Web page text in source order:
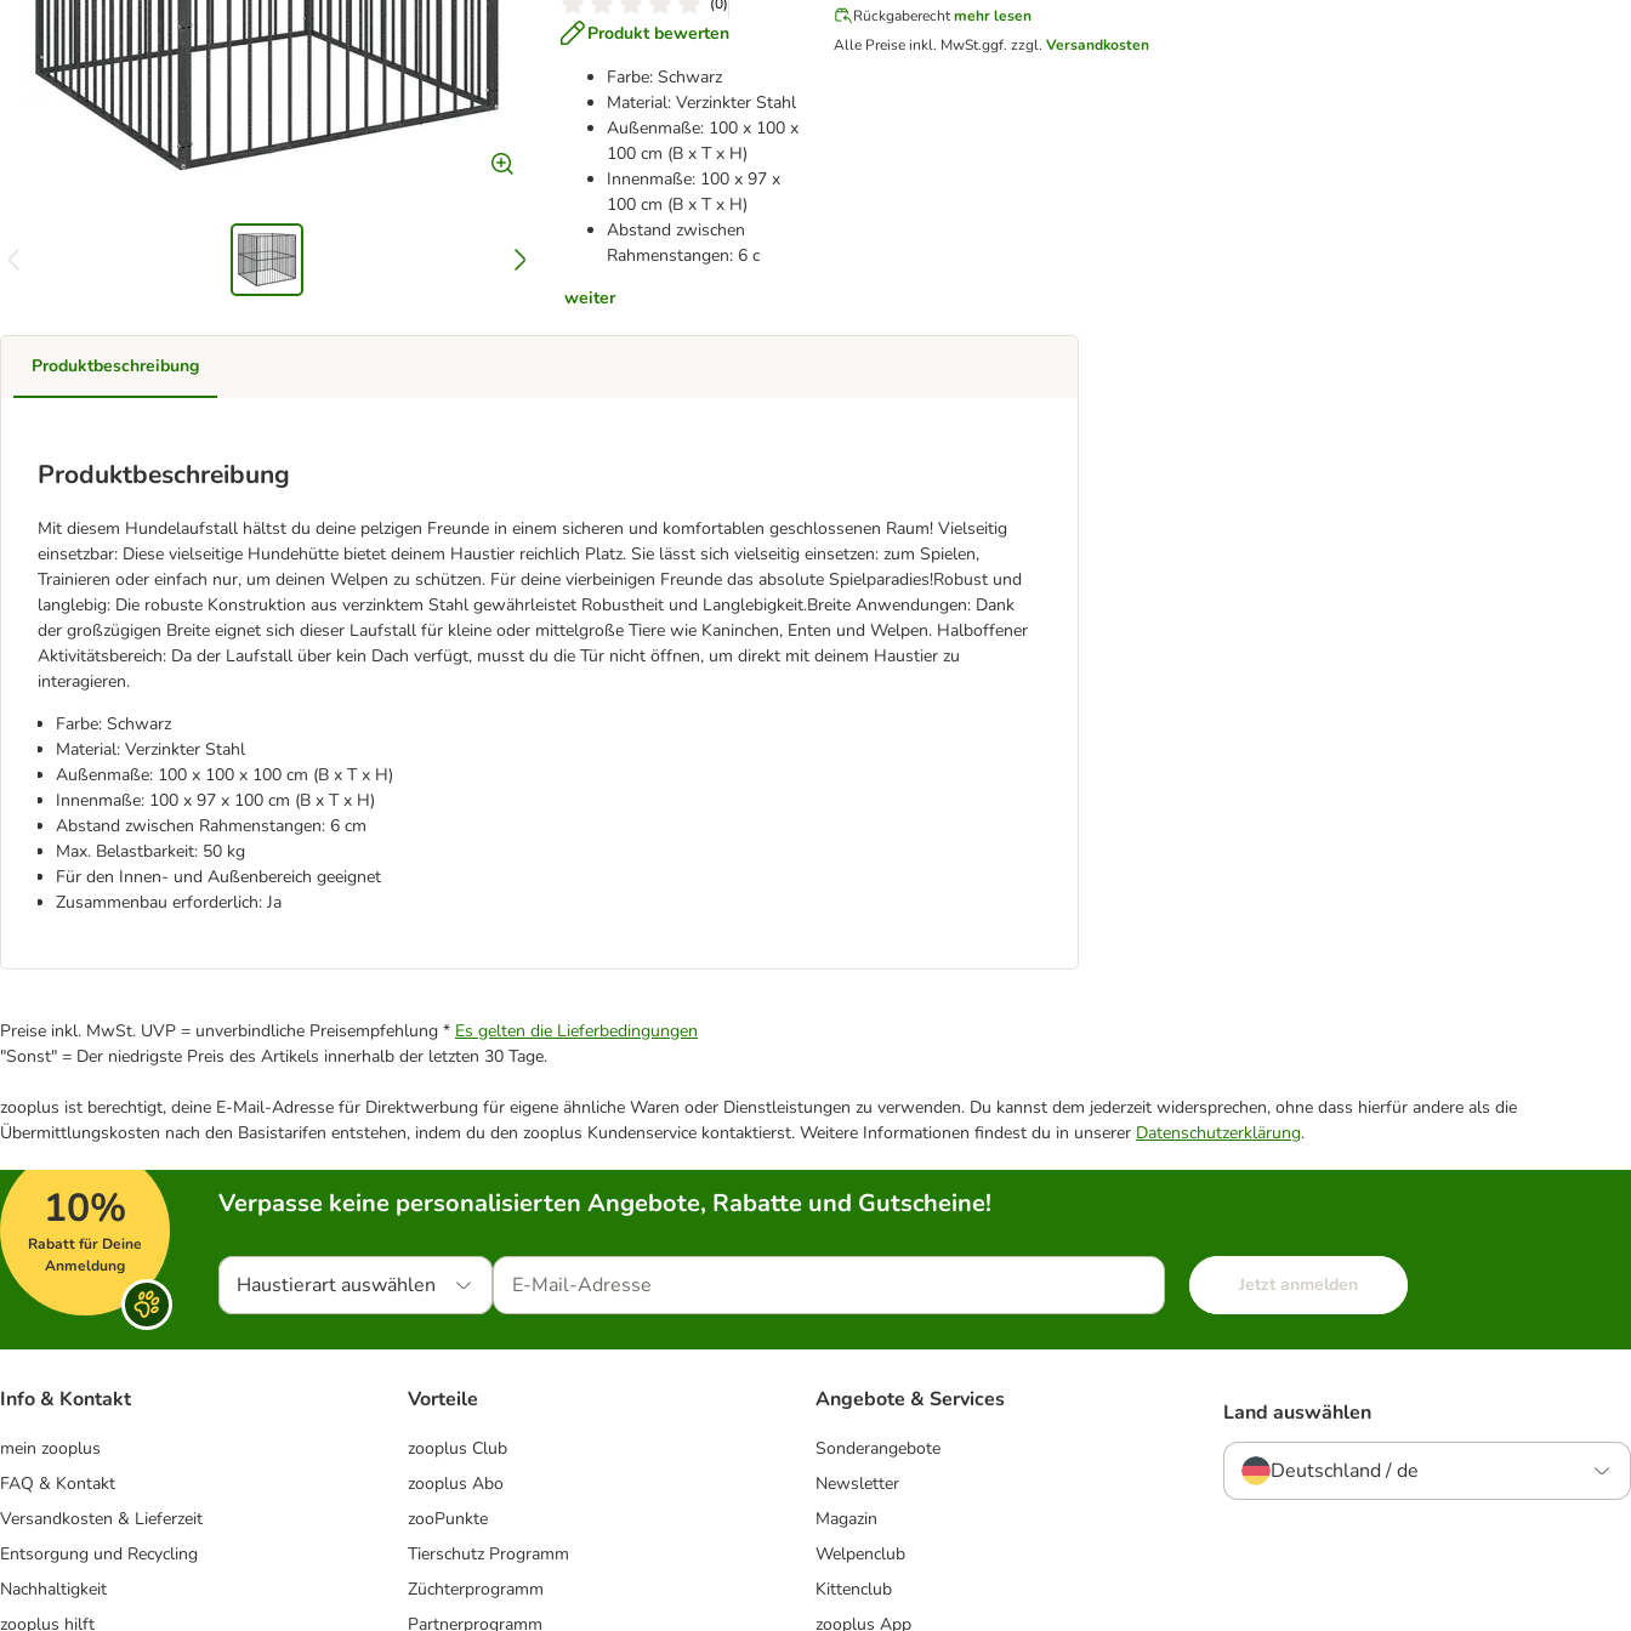
Produkt bewerten
Farbe: Schwarz
Material: Verzinkter Stahl
Außenmaße: 100 x 100 x
100 cm (B x T x H)
Innenmaße: 100 x 97 x
100 cm (B x T x H)
Abstand zwischen
Rahmenstangen: 6 c
weiter
Rückgaberechtmehr lesen
Alle Preise inkl. MwSt.ggf. zzgl.Versandkosten
Produktbeschreibung
Produktbeschreibung
Mit diesem Hundelaufstall hältst du deine pelzigen Freunde in einem sicheren und komfortablen geschlossenen Raum! Vielseitig
einsetzbar: Diese vielseitige Hundehütte bietet deinem Haustier reichlich Platz. Sie lässt sich vielseitig einsetzen: zum Spielen,
Trainieren oder einfach nur, um deinen Welpen zu schützen. Für deine vierbeinigen Freunde das absolute Spielparadies!Robust und
langlebig: Die robuste Konstruktion aus verzinktem Stahl gewährleistet Robustheit und Langlebigkeit.Breite Anwendungen: Dank
der großzügigen Breite eignet sich dieser Laufstall für kleine oder mittelgroße Tiere wie Kaninchen, Enten und Welpen. Halboffener
Aktivitätsbereich: Da der Laufstall über kein Dach verfügt, musst du die Tür nicht öffnen, um direkt mit deinem Haustier zu
interagieren.
Farbe: Schwarz
Material: Verzinkter Stahl
Außenmaße: 100 x 100 x 100 cm (B x T x H)
Innenmaße: 100 x 97 x 100 cm (B x T x H)
Abstand zwischen Rahmenstangen: 6 cm
Max. Belastbarkeit: 50 kg
Für den Innen- und Außenbereich geeignet
Zusammenbau erforderlich: Ja
Preise inkl. MwSt. UVP = unverbindliche Preisempfehlung * Es gelten die Lieferbedingungen
"Sonst" = Der niedrigste Preis des Artikels innerhalb der letzten 30 Tage.
zooplus ist berechtigt, deine E-Mail-Adresse für Direktwerbung für eigene ähnliche Waren oder Dienstleistungen zu verwenden. Du kannst dem jederzeit widersprechen, ohne dass hierfür andere als die
Übermittlungskosten nach den Basistarifen entstehen, indem du den zooplus Kundenservice kontaktierst. Weitere Informationen findest du in unserer Datenschutzerklärung.
10%
Rabatt für Deine
Anmeldung
Verpasse keine personalisierten Angebote, Rabatte und Gutscheine!
Haustierart auswählen Jetzt anmelden
Info & Kontakt
mein zooplus
FAQ & Kontakt
Versandkosten & Lieferzeit
Entsorgung und Recycling
Nachhaltigkeit
zooplus hilft
Vorteile
zooplus Club
zooplus Abo
zooPunkte
Tierschutz Programm
Züchterprogramm
Partnerprogramm
Angebote & Services
Sonderangebote
Newsletter
Magazin
Welpenclub
Kittenclub
zooplus App
Land auswählen
Deutschland / de